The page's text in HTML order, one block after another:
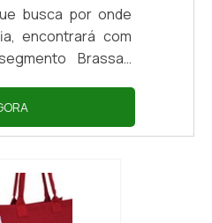
busca por onde
encontrará com
Brassac
qualificada do
organização mais
SACARIA
por onde comprar
que preza